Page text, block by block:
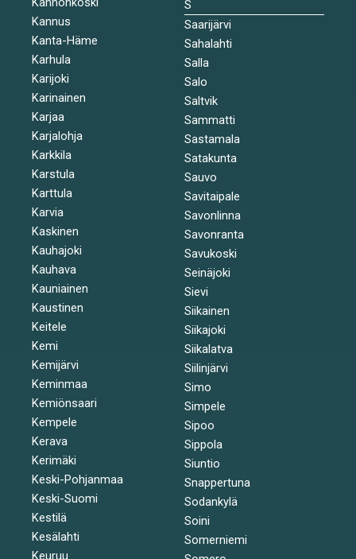
Kannus
Kanta-Häme
Karhula
Karijoki
Karinainen
Karjaa
Karjalohja
Karkkila
Karstula
Karttula
Karvia
Kaskinen
Kauhajoki
Kauhava
Kauniainen
Kaustinen
Keitele
Kemi
Kemijärvi
Keminmaa
Kemiönsaari
Kempele
Kerava
Kerimäki
Keski-Pohjanmaa
Keski-Suomi
Kestilä
Kesälahti
Keuruu
S
Saarijärvi
Sahalahti
Salla
Salo
Saltvik
Sammatti
Sastamala
Satakunta
Sauvo
Savitaipale
Savonlinna
Savonranta
Savukoski
Seinäjoki
Sievi
Siikainen
Siikajoki
Siikalatva
Siilinjärvi
Simo
Simpele
Sipoo
Sippola
Siuntio
Snappertuna
Sodankylä
Soini
Somerniemi